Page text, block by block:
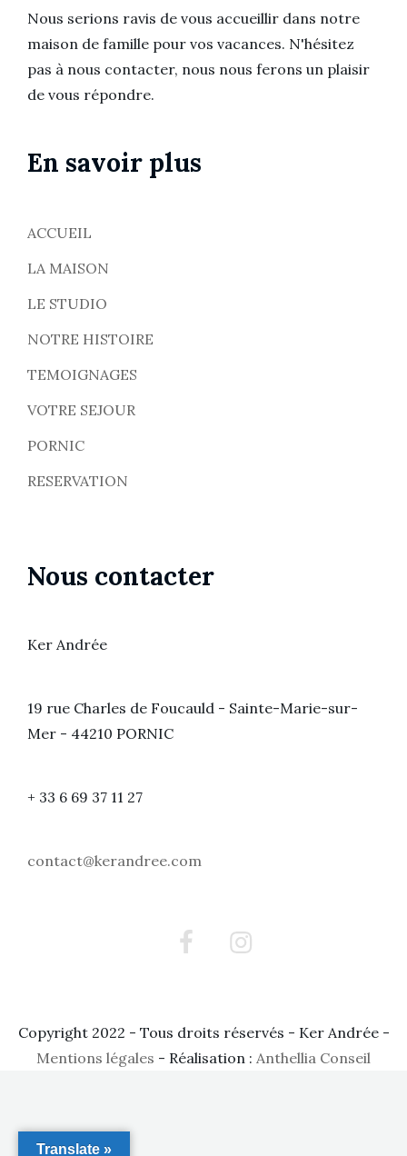
Nous serions ravis de vous accueillir dans notre
maison de famille pour vos vacances. N'hésitez
pas à nous contacter, nous nous ferons un plaisir
de vous répondre.
En savoir plus
ACCUEIL
LA MAISON
LE STUDIO
NOTRE HISTOIRE
TEMOIGNAGES
VOTRE SEJOUR
PORNIC
RESERVATION
Nous contacter
Ker Andrée
19 rue Charles de Foucauld - Sainte-Marie-sur-
Mer - 44210 PORNIC
+ 33 6 69 37 11 27
contact@kerandree.com
FacebookInstagram
Translate »
Copyright 2022 - Tous droits réservés - Ker Andrée -
Mentions légales - Réalisation : Anthellia Conseil